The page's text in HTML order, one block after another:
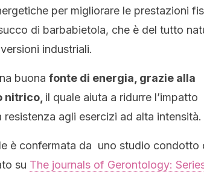
per migliorare le prestazioni
di barbabietola, che è del tutto
industriali.
buona fonte di energia, grazie alla
nitrico, il quale aiuta a ridurre l’impatto
agli esercizi ad alta intensità.
è confermata da uno studio condotto
su The journals of Gerontology: